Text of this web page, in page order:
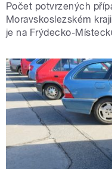
Počet potvrzených
Moravskoslezském
je na Frýdecko-